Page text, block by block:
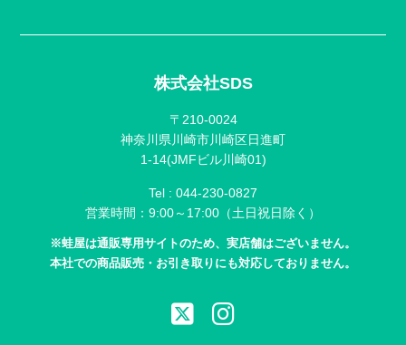
株式会社SDS
〒210-0024
神奈川県川崎市川崎区日進町
1-14(JMFビル川崎01)
Tel : 044-230-0827
営業時間：9:00～17:00（土日祝日除く）
※蛙屋は通販専用サイトのため、実店舗はございません。
本社での商品販売・お引き取りにも対応しておりません。